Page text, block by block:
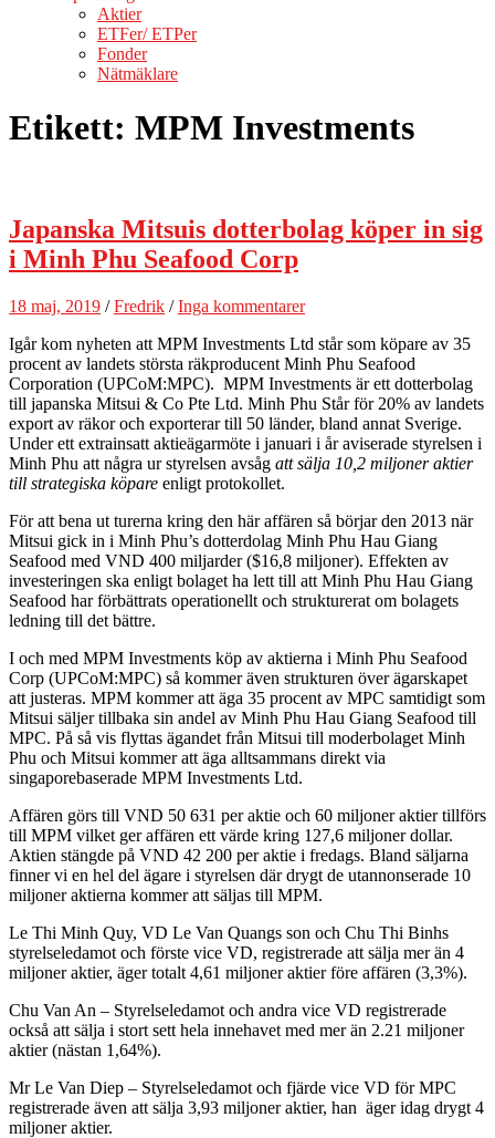
Aktier
ETFer/ ETPer
Fonder
Nätmäklare
Etikett: MPM Investments
Japanska Mitsuis dotterbolag köper in sig
i Minh Phu Seafood Corp
18 maj, 2019 /Fredrik /Inga kommentarer
Igår kom nyheten att MPM Investments Ltd står som köpare av 35
procent av landets största räkproducent Minh Phu Seafood
Corporation (UPCoM:MPC). MPM Investments är ett dotterbolag
till japanska Mitsui & Co Pte Ltd. Minh Phu Står för 20% av landets
export av räkor och exporterar till 50 länder, bland annat Sverige.
Under ett extrainsatt aktieägarmöte i januari i år aviserade styrelsen i
Minh Phu att några ur styrelsen avsåg att sälja 10,2 miljoner aktier
till strategiska köpare enligt protokollet.
För att bena ut turerna kring den här affären så börjar den 2013 när
Mitsui gick in i Minh Phu’s dotterdolag Minh Phu Hau Giang
Seafood med VND 400 miljarder ($16,8 miljoner). Effekten av
investeringen ska enligt bolaget ha lett till att Minh Phu Hau Giang
Seafood har förbättrats operationellt och strukturerat om bolagets
ledning till det bättre.
I och med MPM Investments köp av aktierna i Minh Phu Seafood
Corp (UPCoM:MPC) så kommer även strukturen över ägarskapet
att justeras. MPM kommer att äga 35 procent av MPC samtidigt som
Mitsui säljer tillbaka sin andel av Minh Phu Hau Giang Seafood till
MPC. På så vis flyttas ägandet från Mitsui till moderbolaget Minh
Phu och Mitsui kommer att äga alltsammans direkt via
singaporebaserade MPM Investments Ltd.
Affären görs till VND 50 631 per aktie och 60 miljoner aktier tillförs
till MPM vilket ger affären ett värde kring 127,6 miljoner dollar.
Aktien stängde på VND 42 200 per aktie i fredags. Bland säljarna
finner vi en hel del ägare i styrelsen där drygt de utannonserade 10
miljoner aktierna kommer att säljas till MPM.
Le Thi Minh Quy, VD Le Van Quangs son och Chu Thi Binhs
styrelseledamot och förste vice VD, registrerade att sälja mer än 4
miljoner aktier, äger totalt 4,61 miljoner aktier före affären (3,3%).
Chu Van An – Styrelseledamot och andra vice VD registrerade
också att sälja i stort sett hela innehavet med mer än 2.21 miljoner
aktier (nästan 1,64%).
Mr Le Van Diep – Styrelseledamot och fjärde vice VD för MPC
registrerade även att sälja 3,93 miljoner aktier, han äger idag drygt 4
miljoner aktier.